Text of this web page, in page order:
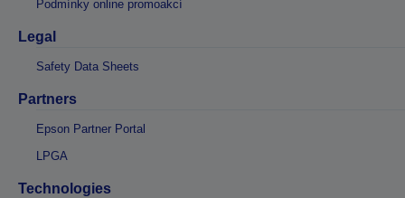
Podmínky online promoakcí
Legal
Safety Data Sheets
Partners
Epson Partner Portal
LPGA
Technologies